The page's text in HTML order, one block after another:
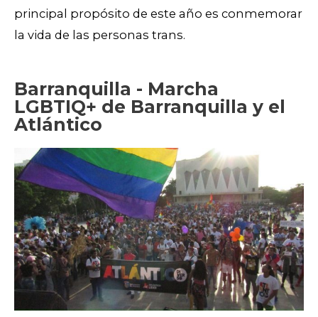
principal propósito de este año es conmemorar
la vida de las personas trans.
Barranquilla - Marcha
LGBTIQ+ de Barranquilla y el
Atlántico